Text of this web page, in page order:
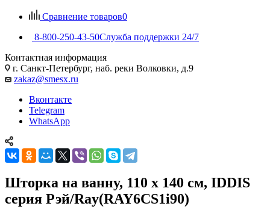
Сравнение товаров0
8-800-250-43-50Служба поддержки 24/7
Контактная информация
г. Санкт-Петербург, наб. реки Волковки, д.9
zakaz@smesx.ru
Вконтакте
Telegram
WhatsApp
Шторка на ванну, 110 x 140 см, IDDIS
серия Рэй/Ray(RAY6CS1i90)